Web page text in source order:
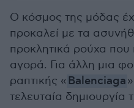
O κόσμος της μόδας
προκαλεί με τα
προκλητικά ρούχα που
αγορά. Για άλλη μια
ραπτικής « Balenciaga
τελευταία δημιουργία